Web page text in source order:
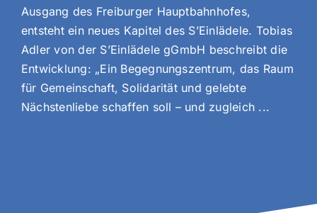
Ausgang des Freiburger Hauptbahnhofes,
entsteht ein neues Kapitel des S’Einlädele. Tobias
Adler von der S’Einlädele gGmbH beschreibt die
Entwicklung: „Ein Begegnungszentrum, das Raum
für Gemeinschaft, Solidarität und gelebte
Nächstenliebe schaffen soll – und zugleich ...